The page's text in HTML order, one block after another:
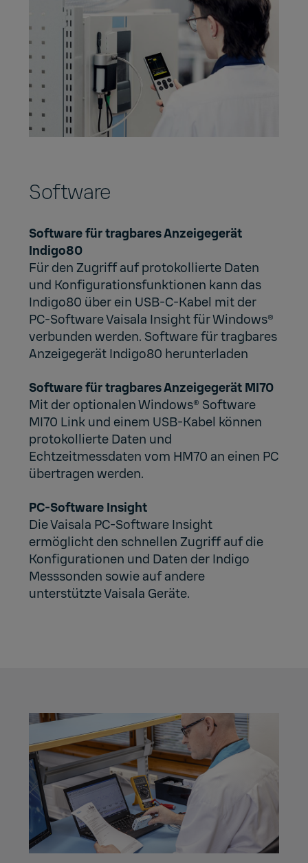
Software
Software für tragbares Anzeigegerät
Indigo80
Für den Zugriff auf protokollierte Daten
und Konfigurationsfunktionen kann das
Indigo80 über ein USB-C-Kabel mit der
PC-Software Vaisala Insight für Windows®
verbunden werden. Software für tragbares
Anzeigegerät Indigo80 herunterladen
Software für tragbares Anzeigegerät MI70
Mit der optionalenWindows® Software
MI70 Link und einem USB-Kabel können
protokollierte Daten und
Echtzeitmessdaten vom HM70 an einen PC
übertragen werden.
PC-Software Insight
Die Vaisala PC-Software Insight
ermöglicht den schnellen Zugriff auf die
Konfigurationen und Daten der Indigo
Messsonden sowie auf andere
unterstützte Vaisala Geräte.